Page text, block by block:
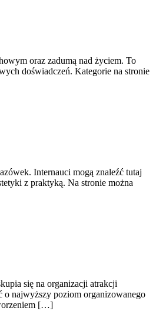
oraz zadumą nad życiem. To
doświadczeń. Kategorie na stronie
Internauci mogą znaleźć tutaj
z praktyką. Na stronie można
się na organizacji atrakcji
o najwyższy poziom organizowanego
[…]